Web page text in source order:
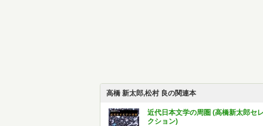
高橋 新太郎,松村 良の関連本
近代日本文学の周圏 (高橋新太郎セ
クション)